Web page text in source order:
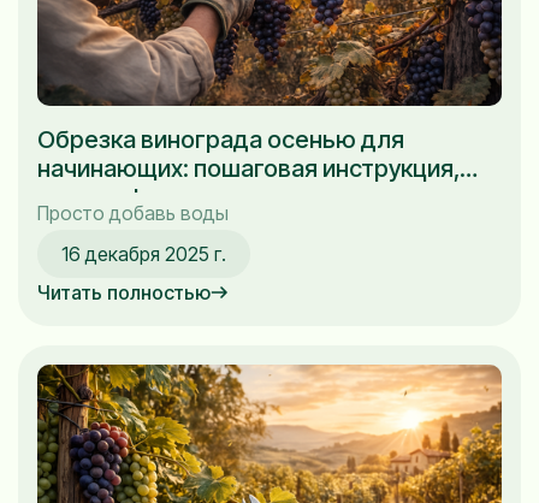
Обрезка винограда осенью для
начинающих: пошаговая инструкция,
сроки и фото
Просто добавь воды
16 декабря 2025 г.
Читать полностью